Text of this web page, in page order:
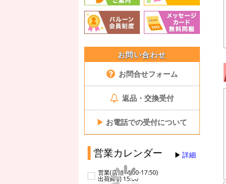
お問い合わせ
お問合せフォーム
返品・交換受付
▶ お電話での受付について
営業カレンダー 詳細
営業(店舗14:00-17:50)
出荷締切 15:00